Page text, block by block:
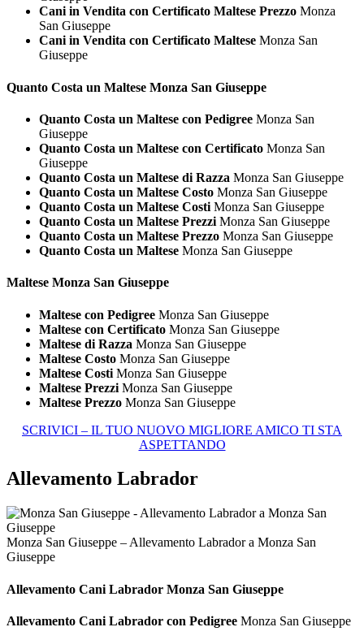
Cani in Vendita con Certificato Maltese Prezzo Monza
San Giuseppe
Cani in Vendita con Certificato Maltese Monza San
Giuseppe
Quanto Costa un Maltese Monza San Giuseppe
Quanto Costa un Maltese con Pedigree Monza San
Giuseppe
Quanto Costa un Maltese con Certificato Monza San
Giuseppe
Quanto Costa un Maltese di Razza Monza San Giuseppe
Quanto Costa un Maltese Costo Monza San Giuseppe
Quanto Costa un Maltese Costi Monza San Giuseppe
Quanto Costa un Maltese Prezzi Monza San Giuseppe
Quanto Costa un Maltese Prezzo Monza San Giuseppe
Quanto Costa un Maltese Monza San Giuseppe
Maltese Monza San Giuseppe
Maltese con Pedigree Monza San Giuseppe
Maltese con Certificato Monza San Giuseppe
Maltese di Razza Monza San Giuseppe
Maltese Costo Monza San Giuseppe
Maltese Costi Monza San Giuseppe
Maltese Prezzi Monza San Giuseppe
Maltese Prezzo Monza San Giuseppe
SCRIVICI – IL TUO NUOVO MIGLIORE AMICO TI STA
ASPETTANDO
Allevamento Labrador
Monza San Giuseppe – Allevamento Labrador a Monza San
Giuseppe
Allevamento Cani Labrador Monza San Giuseppe
Allevamento Cani Labrador con Pedigree Monza San Giuseppe